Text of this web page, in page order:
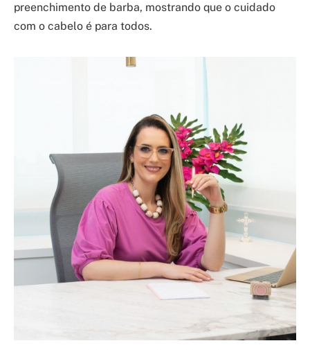
preenchimento de barba, mostrando que o cuidado
com o cabelo é para todos.